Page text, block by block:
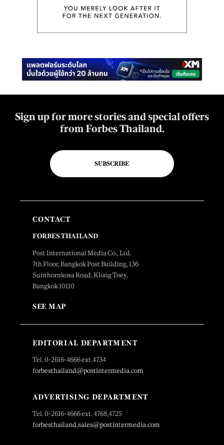
Sign up for more stories and special offers
from Forbes Thailand.
SUBSCRIBE
CONTACT
FORBES THAILAND
Post International Media Co., Ltd.
7th Floor, Bangkok Post Building, 136
Sunthornkosa Road, Klong Toey,
Bangkok 10110
SEE MAP
EDITORIAL DEPARTMENT
Tel. 0-2616-4666 ext.4734
forbesthailand@postintermedia.com
ADVERTISING DEPARTMENT
Tel. 0-2616-4666 ext. 4768,4725
forbesthailand.sales@postintermedia.com